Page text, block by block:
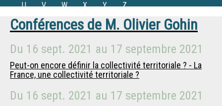
U
V W X Y Z
Conférences de M. Olivier Gohin
Du 16 sept. 2021 au 17 septembre 2021
Peut-on encore définir la collectivité territoriale ? - La
France, une collectivité territoriale ?
Du 16 sept. 2021 au 17 septembre 2021